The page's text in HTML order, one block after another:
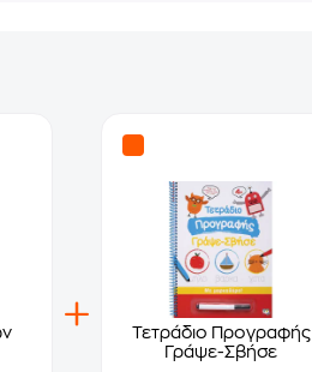
Τετράδιο Προγραφής
Γράψε-Σβήσε